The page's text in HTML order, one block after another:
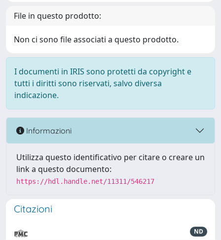
File in questo prodotto:
Non ci sono file associati a questo prodotto.
I documenti in IRIS sono protetti da copyright e
tutti i diritti sono riservati, salvo diversa
indicazione.
Informazioni
Utilizza questo identificativo per citare o creare un
link a questo documento:
https://hdl.handle.net/11311/546217
Citazioni
ND